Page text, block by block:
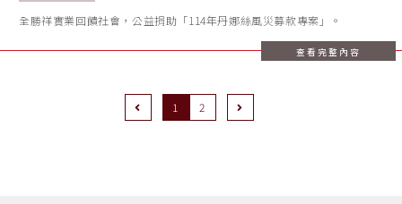
全勝祥實業回饋社會，公益捐助「114年丹娜絲風災募款專案」。
查看完整內容
Previous
1 2 Next